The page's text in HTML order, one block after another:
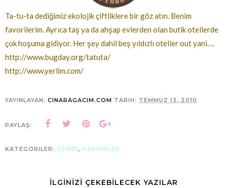
Ta-tu-ta dediğimiz ekolojik çiftliklere bir göz atın. Benim
favorilerim. Ayrıca taş ya da ahşap evlerden olan butik otellerde
çok hoşuma gidiyor. Her şey dahil beş yıldızlı oteller out yani….
http://www.bugday.org/tatuta/
http://www.yerlim.com/
YAYINLAYAN: CINARAGACIM.COM TARIH: TEMMUZ 13, 2010
PAYLAŞ:
KATEGORILER: ÇEVRE, FAVORILER
İLGİNİZİ ÇEKEBİLECEK YAZILAR